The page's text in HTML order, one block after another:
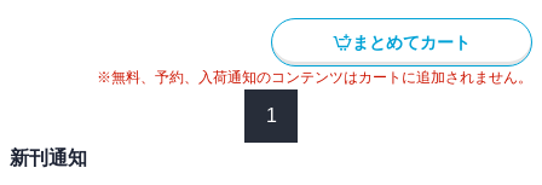
まとめてカート
※無料、予約、入荷通知のコンテンツはカートに追加されません。
1
新刊通知